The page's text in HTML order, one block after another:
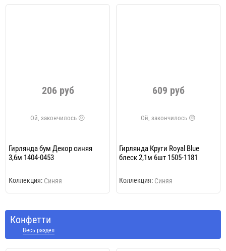
206 руб
Гирлянда бум Декор синяя
3,6м 1404-0453
Коллекция: Синяя
609 руб
Гирлянда Круги Royal Blue
блеск 2,1м 6шт 1505-1181
Коллекция: Синяя
Конфетти
Весь раздел